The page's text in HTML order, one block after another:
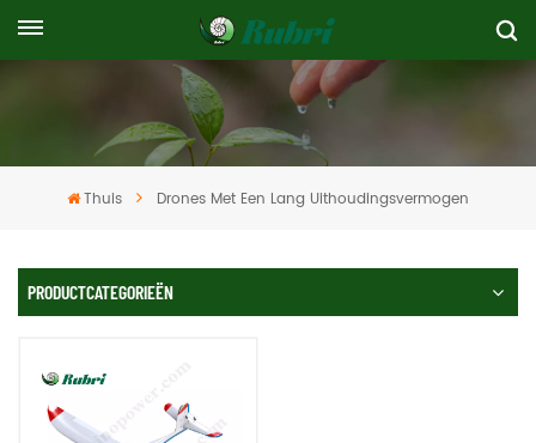
Thuis Drones Met Een Lang Uithoudingsvermogen
PRODUCTCATEGORIEËN